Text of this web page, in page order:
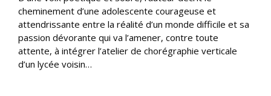
cheminement d’une adolescente courageuse et
attendrissante entre la réalité d’un monde difficile et sa
passion dévorante qui va l’amener, contre toute
attente, à intégrer l’atelier de chorégraphie verticale
d’un lycée voisin…